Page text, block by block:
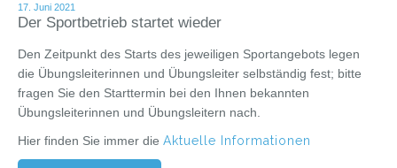
17. Juni 2021
Der Sportbetrieb startet wieder
Den Zeitpunkt des Starts des jeweiligen Sportangebots legen
die Übungsleiterinnen und Übungsleiter selbständig fest; bitte
fragen Sie den Starttermin bei den Ihnen bekannten
Übungsleiterinnen und Übungsleitern nach.
Hier finden Sie immer die Aktuelle Informationen